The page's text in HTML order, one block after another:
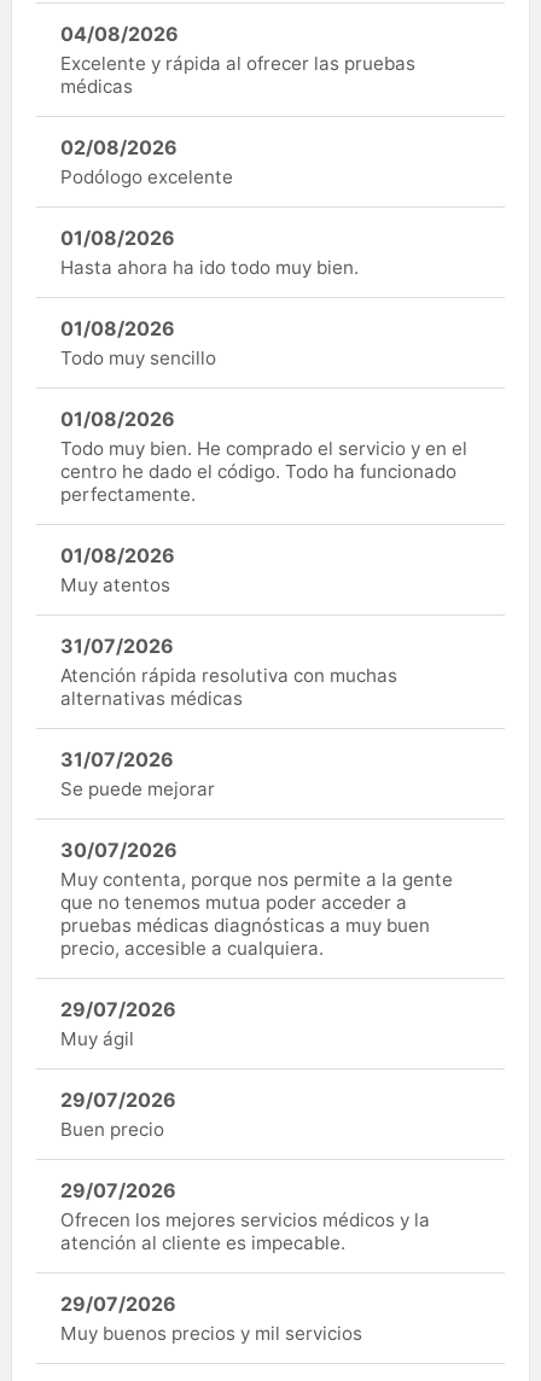
04/08/2026
Excelente y rápida al ofrecer las pruebas
médicas
02/08/2026
Podólogo excelente
01/08/2026
Hasta ahora ha ido todo muy bien.
01/08/2026
Todo muy sencillo
01/08/2026
Todo muy bien. He comprado el servicio y en el
centro he dado el código. Todo ha funcionado
perfectamente.
01/08/2026
Muy atentos
31/07/2026
Atención rápida resolutiva con muchas
alternativas médicas
31/07/2026
Se puede mejorar
30/07/2026
Muy contenta, porque nos permite a la gente
que no tenemos mutua poder acceder a
pruebas médicas diagnósticas a muy buen
precio, accesible a cualquiera.
29/07/2026
Muy ágil
29/07/2026
Buen precio
29/07/2026
Ofrecen los mejores servicios médicos y la
atención al cliente es impecable.
29/07/2026
Muy buenos precios y mil servicios